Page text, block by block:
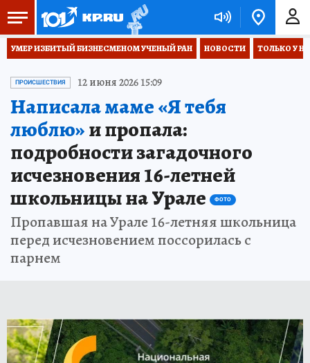
УМЕР ИЗБИТЫЙ БИЗНЕСМЕНОМ УЧЕНЫЙ РАН НОВОСТИ ТОЛЬКО У
ПРОИСШЕСТВИЯ 12 июня 2026 15:09
Написала маме «Я тебя
люблю»и пропала:
подробности загадочного
исчезновения 16-летней
школьницы на Урале
ФОТО
Пропавшая на Урале 16-летняя школьница
перед исчезновением поссорилась с
парнем